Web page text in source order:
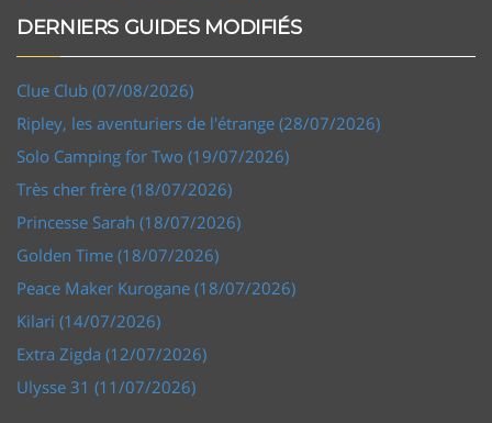
DERNIERS GUIDES MODIFIÉS
Clue Club (07/08/2026)
Ripley, les aventuriers de l'étrange (28/07/2026)
Solo Camping for Two (19/07/2026)
Très cher frère (18/07/2026)
Princesse Sarah (18/07/2026)
Golden Time (18/07/2026)
Peace Maker Kurogane (18/07/2026)
Kilari (14/07/2026)
Extra Zigda (12/07/2026)
Ulysse 31 (11/07/2026)